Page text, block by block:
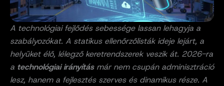
A technológiai fejlődés sebessége lassan lehagyja a
szabályozókat. A statikus ellenőrzőlisták ideje lejárt, a
helyüket élő, lélegző keretrendszerek veszik át. 2026-ra
a technológiai irányításmár nem csupán adminisztráció
lesz, hanem a fejlesztés szerves és dinamikus része. A